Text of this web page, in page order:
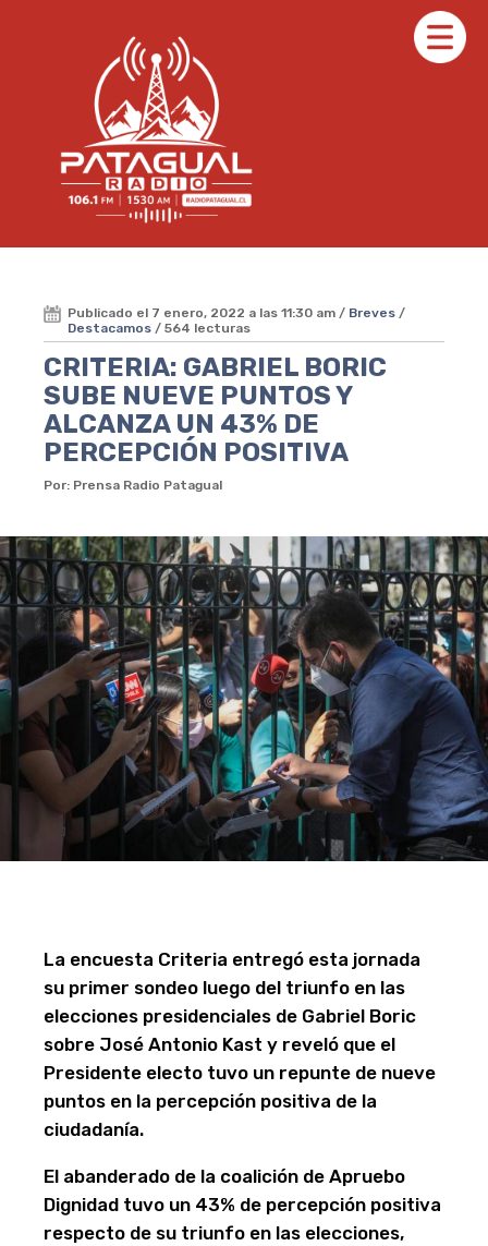
Publicado el 7 enero, 2022 a las 11:30 am / Breves /
Destacamos / 564 lecturas
CRITERIA: GABRIEL BORIC
SUBE NUEVE PUNTOS Y
ALCANZA UN 43% DE
PERCEPCIÓN POSITIVA
Por: Prensa Radio Patagual
La encuesta Criteria entregó esta jornada
su primer sondeo luego del triunfo en las
elecciones presidenciales de Gabriel Boric
sobre José Antonio Kast y reveló que el
Presidente electo tuvo un repunte de nueve
puntos en la percepción positiva de la
ciudadanía.
El abanderado de la coalición de Apruebo
Dignidad tuvo un 43% de percepción positiva
respecto de su triunfo en las elecciones,